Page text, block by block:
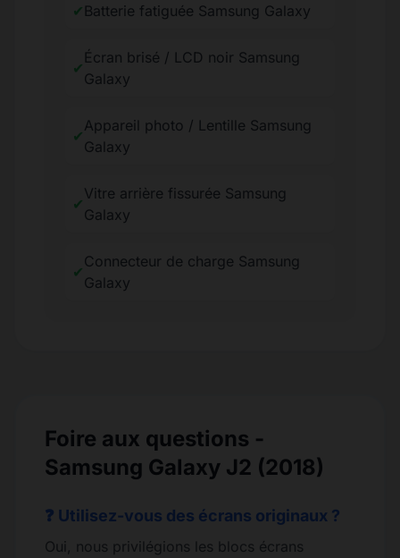
✔ Batterie fatiguée Samsung Galaxy
✔
Écran brisé / LCD noir Samsung
Galaxy
✔
Appareil photo / Lentille Samsung
Galaxy
✔
Vitre arrière fissurée Samsung
Galaxy
✔
Connecteur de charge Samsung
Galaxy
Foire aux questions -
Samsung Galaxy J2 (2018)
❓ Utilisez-vous des écrans originaux ?
Oui, nous privilégions les blocs écrans